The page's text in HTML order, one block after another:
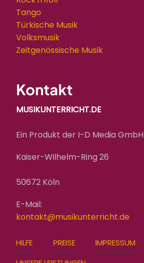
Tango
Türkische Musik
Volksmusik
Zeitgenössische Musik
Kontakt
MUSIKUNTERRICHT.DE
Ein Produkt der I-D Media GmbH
Kaiser-Wilhelm-Ring 26
50672 Köln
E-Mail:
kontakt@musikunterricht.de
FOOTER
MENU
HILFE PREISE IMPRESSUM